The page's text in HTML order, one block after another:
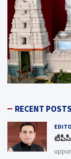
RECENT POSTS